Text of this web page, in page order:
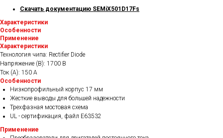
Скачать документацию SEMiX501D17Fs
Характеристики
Особенности
Применение
Характеристики
Технология чипа: Rectifier Diode
Напряжение (В): 1700 В
Ток (А): 150 A
Особенности
Низкопрофильный корпус 17 мм
Жесткие выводы для большей надежности
Трехфазная мостовая схема
UL - сертификация, файл E63532
Применение